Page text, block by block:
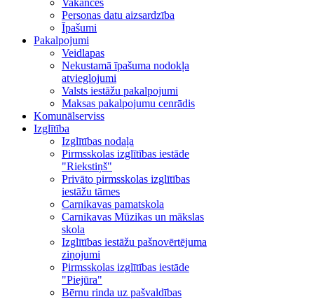
Vakances
Personas datu aizsardzība
Īpašumi
Pakalpojumi
Veidlapas
Nekustamā īpašuma nodokļa
atvieglojumi
Valsts iestāžu pakalpojumi
Maksas pakalpojumu cenrādis
Komunālserviss
Izglītība
Izglītības nodaļa
Pirmsskolas izglītības iestāde
"Riekstiņš"
Privāto pirmsskolas izglītības
iestāžu tāmes
Carnikavas pamatskola
Carnikavas Mūzikas un mākslas
skola
Izglītības iestāžu pašnovērtējuma
ziņojumi
Pirmsskolas izglītības iestāde
"Piejūra"
Bērnu rinda uz pašvaldības